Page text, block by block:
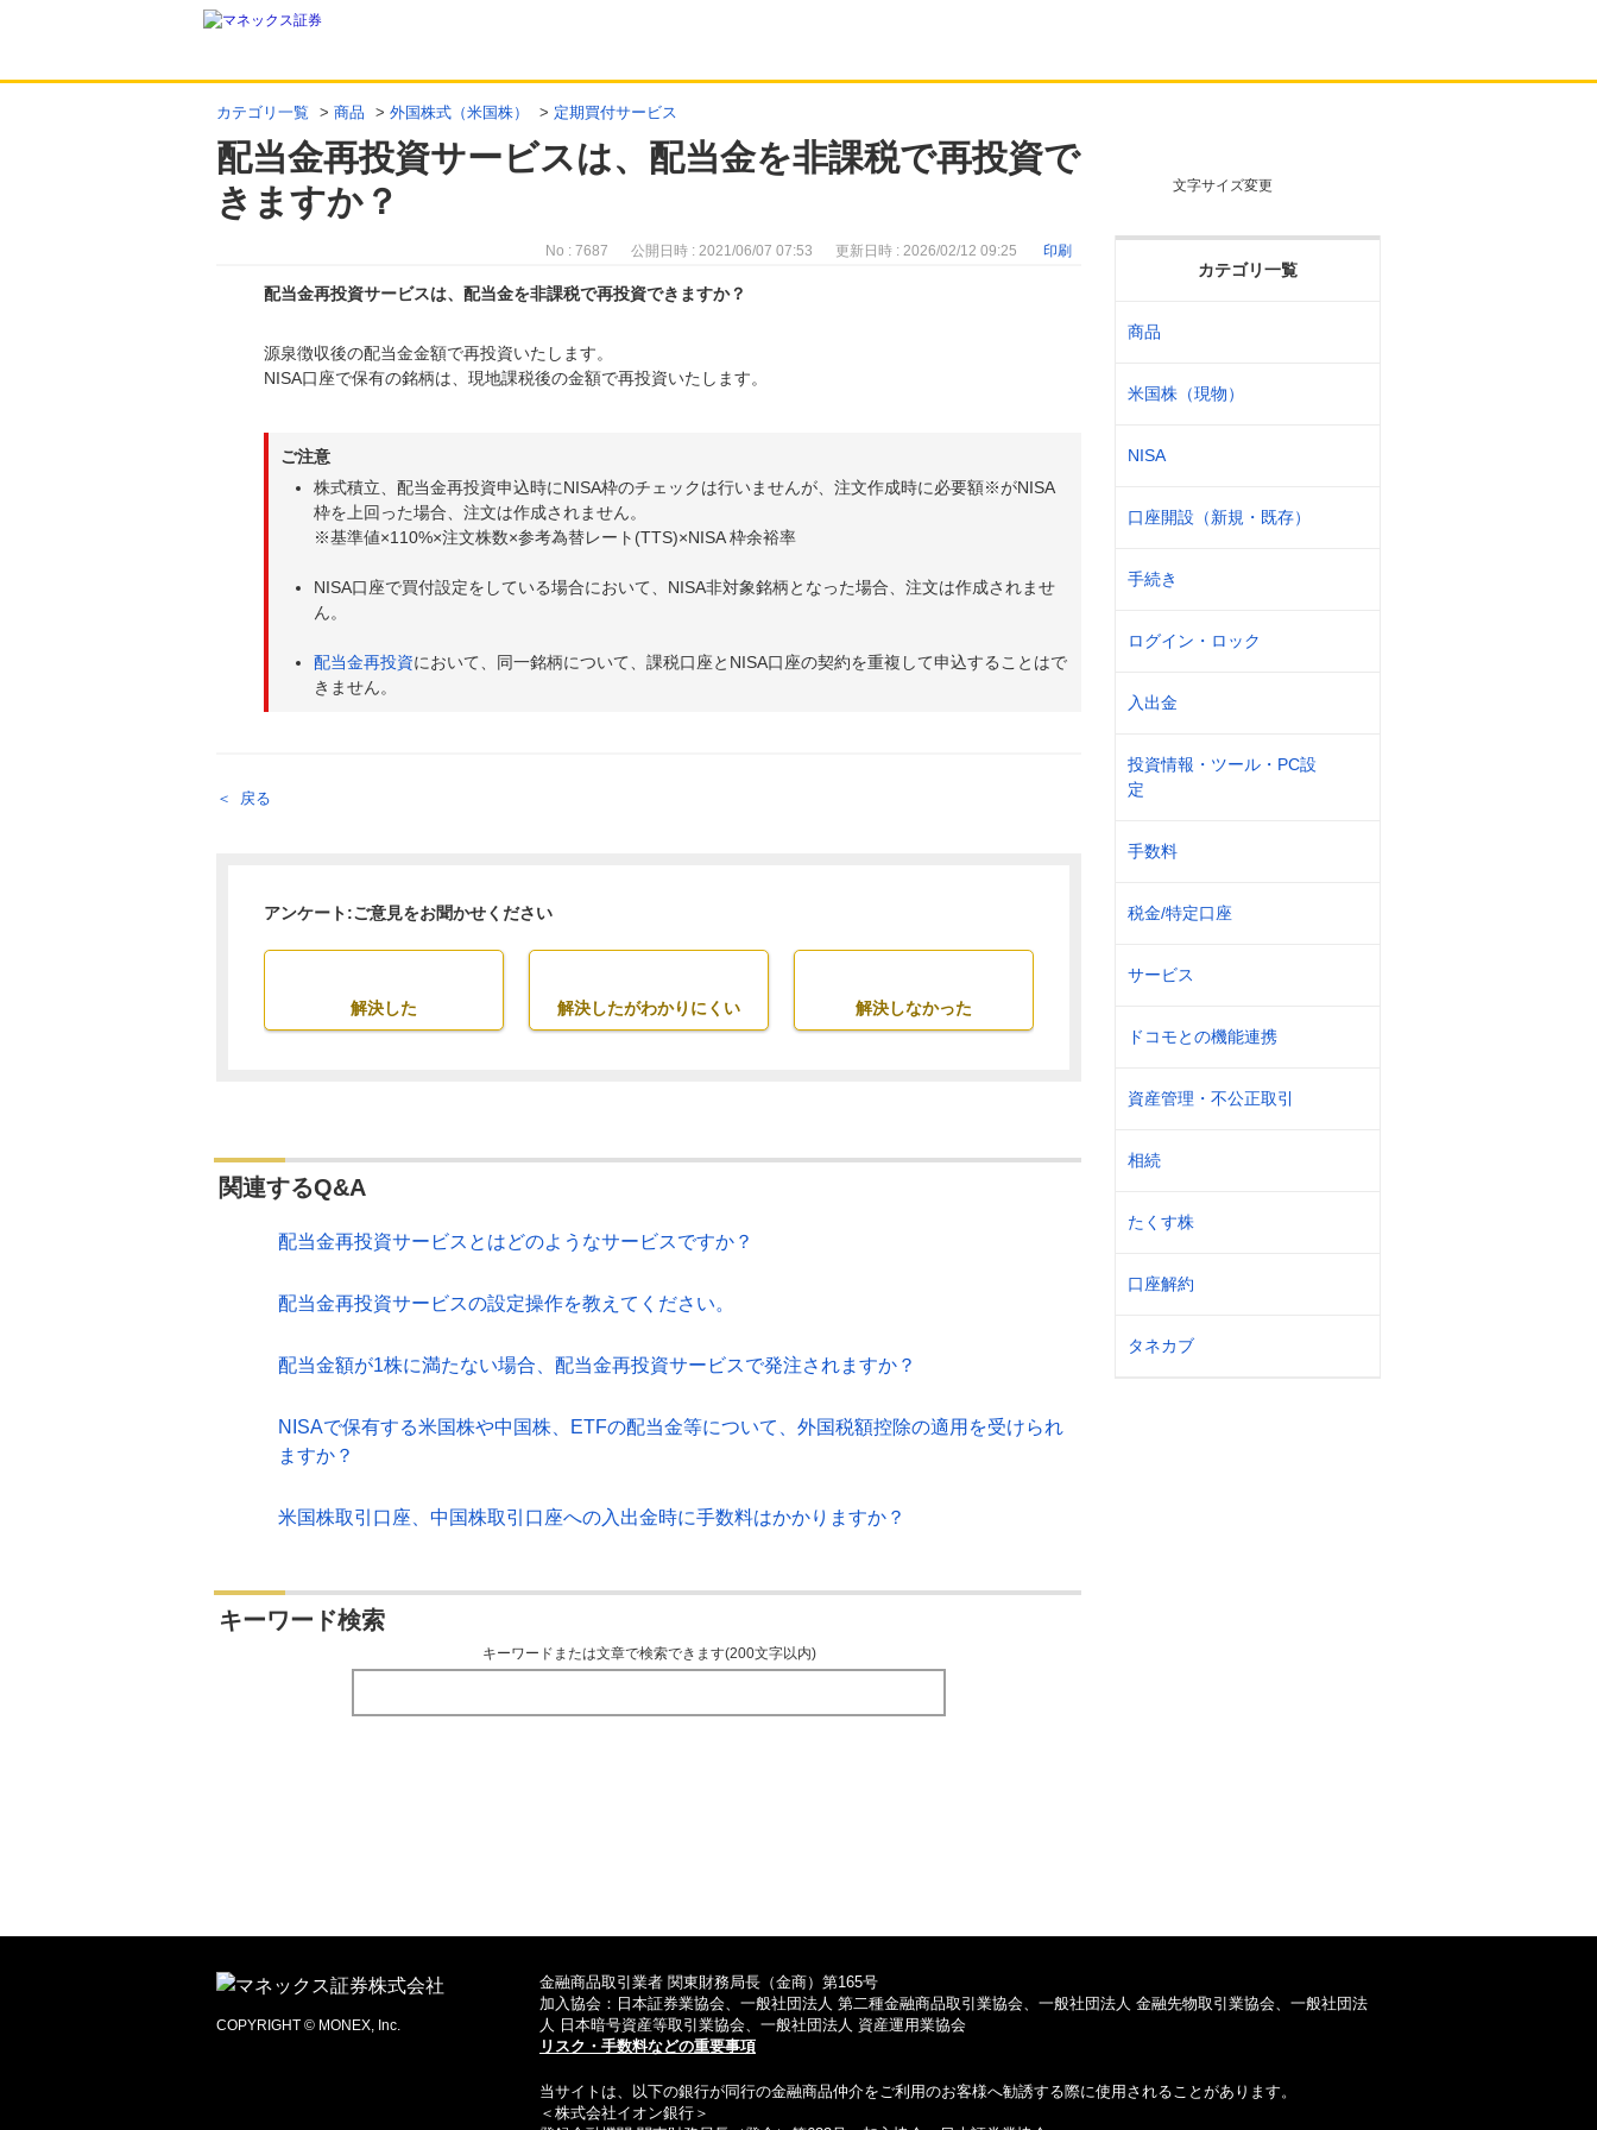
カテゴリ一覧 > 商品 > 外国株式（米国株） > 定期買付サービス
配当金再投資サービスは、配当金を非課税で再投資で
きますか？
文字サイズ変更
カテゴリ一覧
商品
米国株（現物）
NISA
口座開設（新規・既存）
手続き
ログイン・ロック
入出金
投資情報・ツール・PC設
定
手数料
税金/特定口座
サービス
ドコモとの機能連携
資産管理・不公正取引
相続
たくす株
口座解約
タネカブ
No : 7687 公開日時 : 2021/06/07 07:53 更新日時 : 2026/02/12 09:25 印刷
配当金再投資サービスは、配当金を非課税で再投資できますか？
回答
源泉徴収後の配当金金額で再投資いたします。
NISA口座で保有の銘柄は、現地課税後の金額で再投資いたします。
ご注意
株式積立、配当金再投資申込時にNISA枠のチェックは行いませんが、注文作成時に必要額※がNISA
枠を上回った場合、注文は作成されません。
※基準値×110%×注文株数×参考為替レート(TTS)×NISA 枠余裕率
NISA口座で買付設定をしている場合において、NISA非対象銘柄となった場合、注文は作成されませ
ん。
配当金再投資において、同一銘柄について、課税口座とNISA口座の契約を重複して申込することはで
きません。
戻る
アンケート:ご意見をお聞かせください
解決した 解決したがわかりにくい 解決しなかった
関連するQ&A
配当金再投資サービスとはどのようなサービスですか？
配当金再投資サービスの設定操作を教えてください。
配当金額が1株に満たない場合、配当金再投資サービスで発注されますか？
NISAで保有する米国株や中国株、ETFの配当金等について、外国税額控除の適用を受けられ
ますか？
米国株取引口座、中国株取引口座への入出金時に手数料はかかりますか？
キーワード検索
キーワードまたは文章で検索できます(200文字以内)
COPYRIGHT © MONEX, Inc.
金融商品取引業者 関東財務局長（金商）第165号
加入協会：日本証券業協会、一般社団法人 第二種金融商品取引業協会、一般社団法人 金融先物取引業協会、一般社団法
人 日本暗号資産等取引業協会、一般社団法人 資産運用業協会
リスク・手数料などの重要事項
当サイトは、以下の銀行が同行の金融商品仲介をご利用のお客様へ勧誘する際に使用されることがあります。
＜株式会社イオン銀行＞